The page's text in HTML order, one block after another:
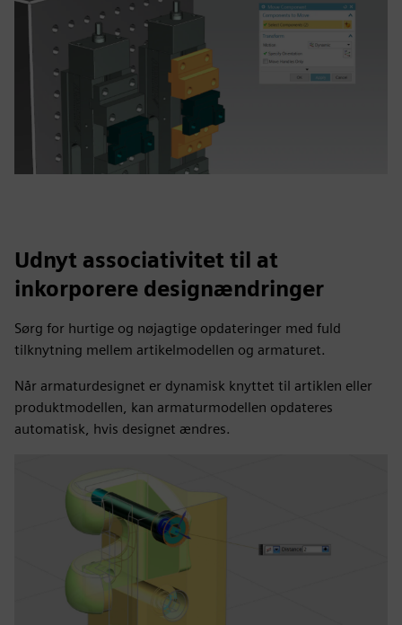
Udnyt associativitet til at
inkorporere designændringer
Sørg for hurtige og nøjagtige opdateringer med fuld
tilknytning mellem artikelmodellen og armaturet.
Når armaturdesignet er dynamisk knyttet til artiklen eller
produktmodellen, kan armaturmodellen opdateres
automatisk, hvis designet ændres.